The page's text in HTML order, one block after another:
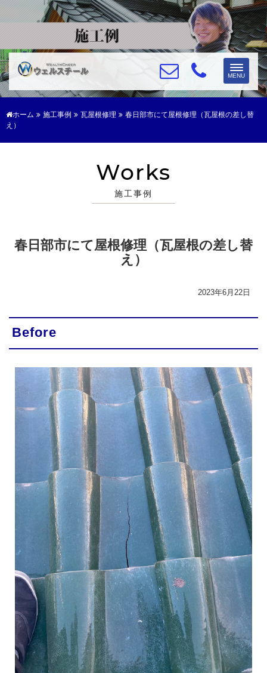
Toggle
MENU
ホーム 施工事例 瓦屋根修理
春日部市にて屋根修理（瓦屋根の差し替
え）
Works
施工事例
春日部市にて屋根修理（瓦屋根の差し替
え）
2023年6月22日
Before